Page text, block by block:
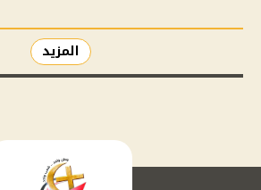
المزيد